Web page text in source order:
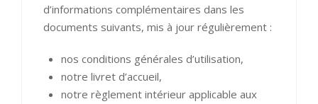
d’informations complémentaires dans les
documents suivants, mis à jour régulièrement :
nos conditions générales d’utilisation,
notre livret d’accueil,
notre règlement intérieur applicable aux